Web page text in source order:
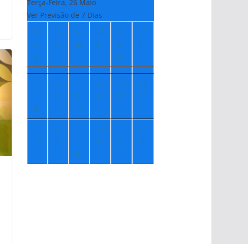
Terça-Feira, 26 Maio
Ver Previsão de 7 Dias
Q
u
a
Q
ui
S
ex
Sá
b
D
o
m
Se
g
+
1
8°
+
2
0°
+
2
1°
+2
1°
+2
2°
+2
2°
+
7°
+
8°
+
1
0°
+1
1°
+1
2°
+1
4°